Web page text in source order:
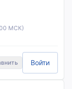
МСК)
Войти